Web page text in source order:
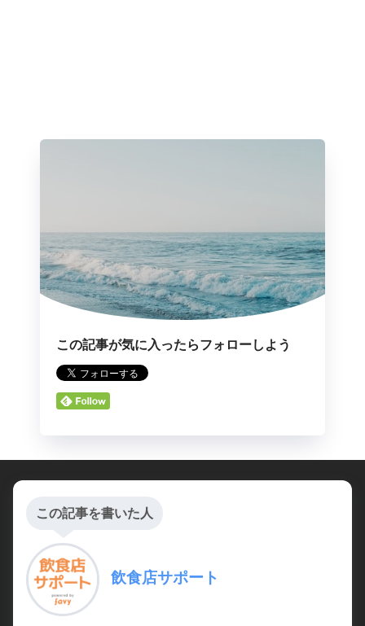
この記事が気に入ったらフォローしよう
この記事を書いた人
飲食店サポート